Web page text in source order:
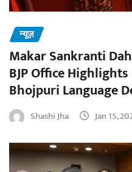
न्यूज़
Makar Sankranti
BJP Office
Bhojpuri Language
Shashi Jha Jan 15,